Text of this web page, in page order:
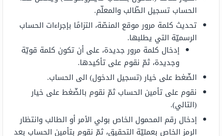
الحساب تسجيل الطّالب والمعلّم.
تحديث كلمة مرور موقع المنصّة، التزامًا بإجراءات الحساب
الرسميّة التي يطلبها.
إدخال كلمة مرور جديدة، على أن تكون كلمة قويّة
وجديدة، ثمّ نقوم على تأكيدها.
الضّغط على خيار (تسجيل الدخول) الى الحساب.
نقوم على تأمين الحساب ثمّ نقوم بالضّغط على خيار
(التالي).
إدخال رقم المحمول الخاص بولي الأمر أو الطالب وانتظار
الرمز الخاص بعمليّة التحقيق، ثمّ نقوم بتأمين الحساب بعد